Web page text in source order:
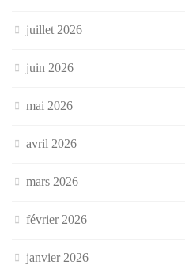
juillet 2026
juin 2026
mai 2026
avril 2026
mars 2026
février 2026
janvier 2026